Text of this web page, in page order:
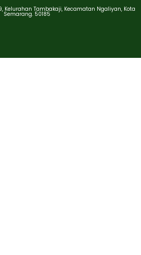
Kelurahan Tambakaji, Kecamatan Ngaliyan, Kota
Semarang. 50185